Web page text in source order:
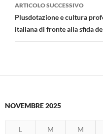
ARTICOLO SUCCESSIVO
Plusdotazione e cultura
italiana di fronte alla sfida
NOVEMBRE 2025
L M M